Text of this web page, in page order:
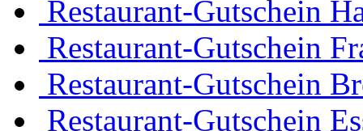
Restaurant-Gutschein
Restaurant-Gutschein
Restaurant-Gutschein
Restaurant-Gutschein